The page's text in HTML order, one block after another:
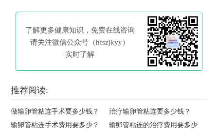
了解更多健康知识，免费在线咨询
请关注微信公众号（hfszjkyy）
实时了解
推荐阅读:
做输卵管粘连手术要多少钱？
治疗输卵管粘连要多少钱？
输卵管粘连手术费用要多少？
输卵管粘连的治疗费用要多少